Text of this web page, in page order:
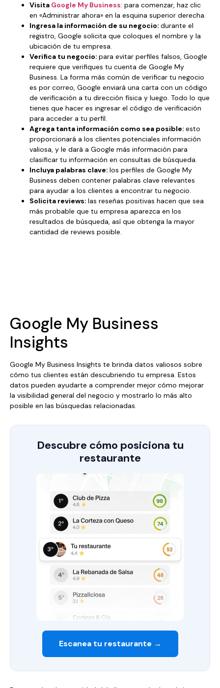
Visita Google My Business: para comenzar, haz clic
en «Administrar ahora» en la esquina superior derecha.
Ingresa la información de su negocio: durante el
registro, Google solicita que coloques el nombre y la
ubicación de tu empresa.
Verifica tu negocio: para evitar perfiles falsos, Google
requiere que verifiques tu cuenta de Google My
Business. La forma más común de verificar tu negocio
es por correo, Google enviará una carta con un código
de verificación a tu dirección física y luego. Todo lo que
tienes que hacer es ingresar el código de verificación
para acceder a tu perfil.
Agrega tanta información como sea posible: esto
proporcionará a los clientes potenciales información
valiosa, y le dará a Google más información para
clasificar tu información en consultas de búsqueda.
Incluya palabras clave: los perfiles de Google My
Business deben contener palabras clave relevantes
para ayudar a los clientes a encontrar tu negocio.
Solicita reviews: las reseñas positivas hacen que sea
más probable que tu empresa aparezca en los
resultados de búsqueda, así que obtenga la mayor
cantidad de reviews posible.
Google My Business
Insights
Google My Business Insights te brinda datos valiosos sobre
cómo tus clientes están descubriendo tu empresa. Estos
datos pueden ayudarte a comprender mejor cómo mejorar
la visibilidad general del negocio y mostrarlo lo más alto
posible en las búsquedas relacionadas.
Descubre cómo posiciona tu
restaurante
Escanea tu restaurante →